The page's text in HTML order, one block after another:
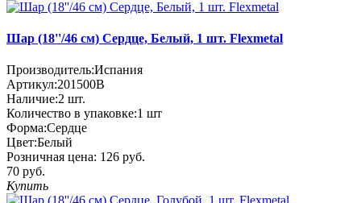
Шар (18''/46 см) Сердце, Белый, 1 шт. Flexmetal
Производитель:Испания
Артикул:201500B
Наличие:2 шт.
Количество в упаковке:1 шт
Форма:Сердце
Цвет:Белый
Розничная цена: 126 руб.
70 руб.
Купить